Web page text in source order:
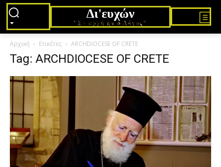
Δι'ευχών
"Εν αρχή ήν ο Λόγος"
Αρχική Ετικέτες ARCHDIOCESE OF CRETE
Tag: ARCHDIOCESE OF CRETE